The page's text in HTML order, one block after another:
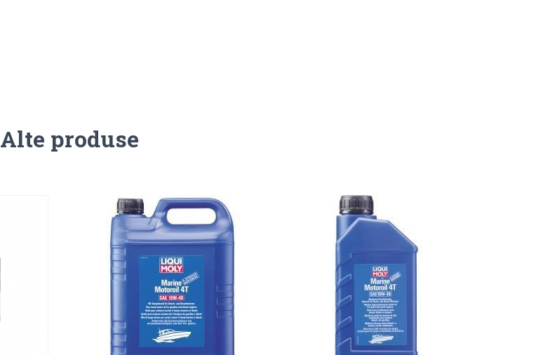
Alte produse